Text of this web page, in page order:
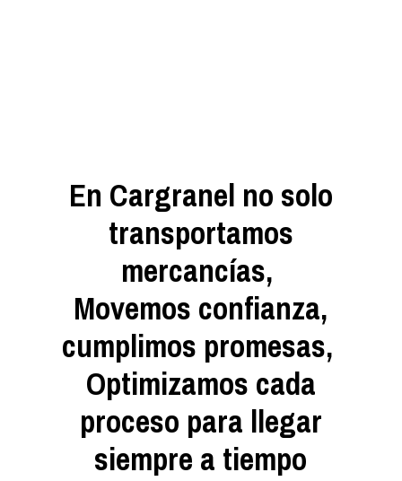
En Cargranel no solo
transportamos
mercancías,
Movemos confianza,
cumplimos promesas,
Optimizamos cada
proceso para llegar
siempre a tiempo